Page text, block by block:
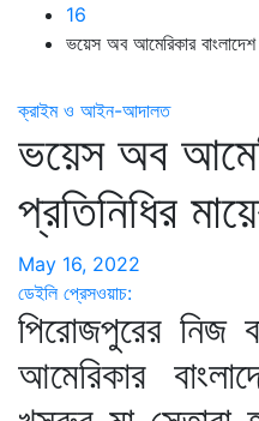
16
ভয়েস অব আমেরিকার বাংলাদেশ
ক্রাইম ও আইন-আদালত
ভয়েস অব
প্রতিনিধির
May 16, 2022
ডেইলি প্রেসওয়াচ:
পিরোজপুরের নিজ
আমেরিকার